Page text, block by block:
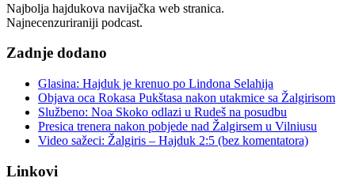
Najbolja hajdukova navijačka web stranica.
Najnecenzuriraniji podcast.
Zadnje dodano
Glasina: Hajduk je krenuo po Lindona Selahija
Objava oca Rokasa Pukštasa nakon utakmice sa Žalgirisom
Službeno: Noa Skoko odlazi u Rudeš na posudbu
Presica trenera nakon pobjede nad Žalgirsem u Vilniusu
Video sažeci: Žalgiris – Hajduk 2:5 (bez komentatora)
Linkovi